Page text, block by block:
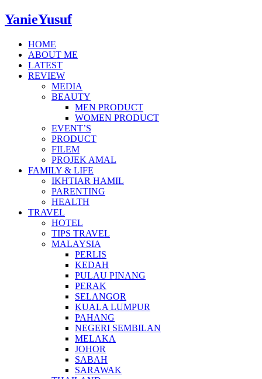
YanieYusuf
HOME
ABOUT ME
LATEST
REVIEW
MEDIA
BEAUTY
MEN PRODUCT
WOMEN PRODUCT
EVENT’S
PRODUCT
FILEM
PROJEK AMAL
FAMILY & LIFE
IKHTIAR HAMIL
PARENTING
HEALTH
TRAVEL
HOTEL
TIPS TRAVEL
MALAYSIA
PERLIS
KEDAH
PULAU PINANG
PERAK
SELANGOR
KUALA LUMPUR
PAHANG
NEGERI SEMBILAN
MELAKA
JOHOR
SABAH
SARAWAK